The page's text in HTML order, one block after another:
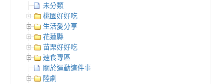
未分類
桃園好好吃
生活愛分享
花蓮縣
苗栗好好吃
速食專區
關於運動這件事
陸劇